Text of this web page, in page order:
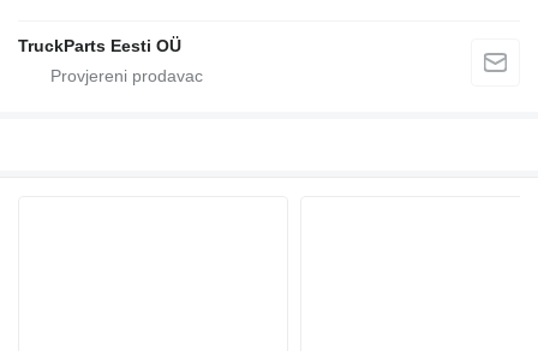
TruckParts Eesti OÜ